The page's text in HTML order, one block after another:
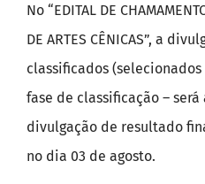
No “EDITAL DE
DE ARTES CÊNICAS”, a
classificados
fase de classificação –
divulgação de resultado
no dia 03 de agosto.